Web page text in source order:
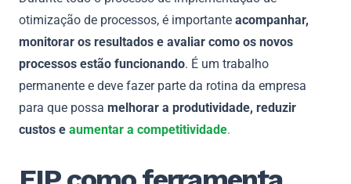
otimização de processos, é importante acompanhar,
monitorar os resultados e avaliar como os novos
processos estão funcionando. É um trabalho
permanente e deve fazer parte da rotina da empresa
para que possa melhorar a produtividade, reduzir
custos e aumentar a competitividade.